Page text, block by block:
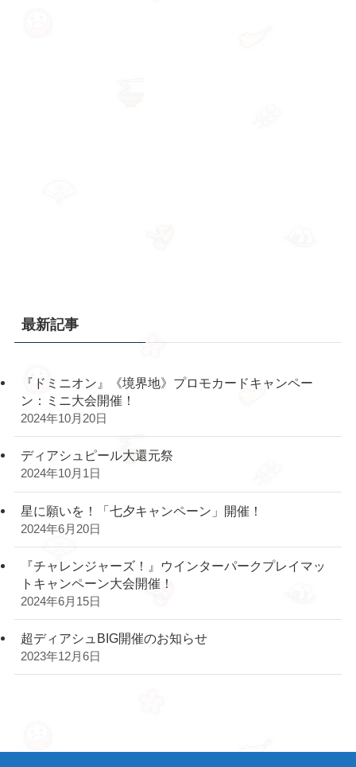
最新記事
『ドミニオン』《境界地》プロモカードキャンペー
ン：ミニ大会開催！
2024年10月20日
ディアシュピール大還元祭
2024年10月1日
星に願いを！「七夕キャンペーン」開催！
2024年6月20日
『チャレンジャーズ！』ウインターパークプレイマッ
トキャンペーン大会開催！
2024年6月15日
超ディアシュBIG開催のお知らせ
2023年12月6日